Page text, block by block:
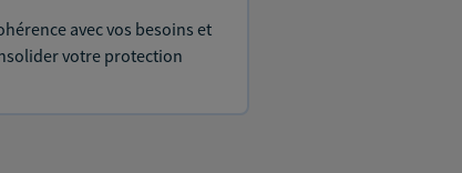
avec vos besoins et
votre protection